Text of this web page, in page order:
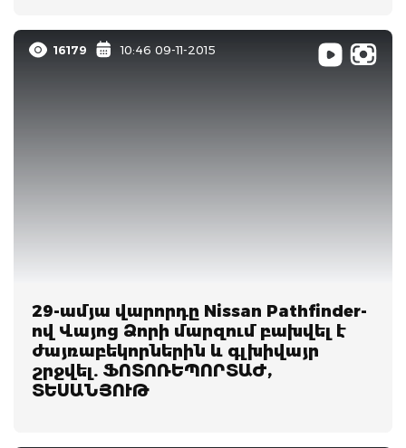
16179 10:46 09-11-2015
29-ամյա վարորդը Nissan Pathfinder-
ով Վայոց Ձորի մարզում բախվել է
ժայռաբեկորներին և գլխիվայր
շրջվել. ՖՈՏՈՌԵՊՈՐՏԱԺ,
ՏԵՍԱՆՅՈՒԹ